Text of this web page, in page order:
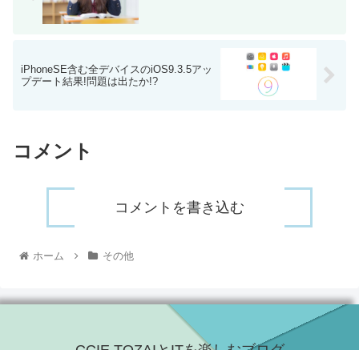
iPhoneSE含む全デバイスのiOS9.3.5アッ
プデート結果!問題は出たか!?
コメント
コメントを書き込む
ホーム その他